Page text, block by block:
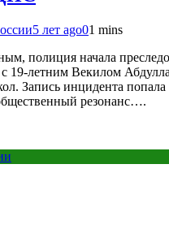
5 лет ago01 mins
полиция начала
19-летним Векилом
Запись инцидента попала
резонанс….